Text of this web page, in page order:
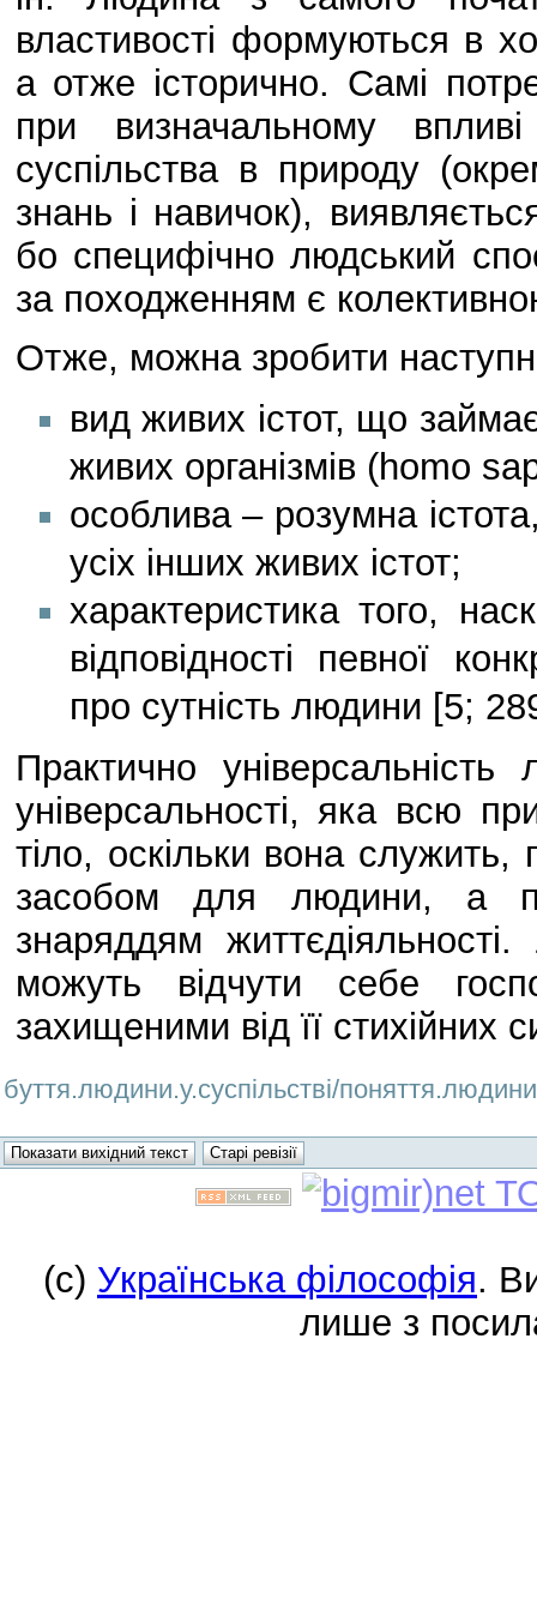
властивості формуються в
а отже історично. Самі
при визначальному
суспільства в природу
знань і навичок),
бо специфічно людський
за походженням є
Отже, можна зробити
вид живих істот, що
живих організмів (homo
особлива – розумна
усіх інших живих істот;
характеристика того,
відповідності певної
про сутність людини [5;
Практично
універсальності, яка всю
тіло, оскільки вона
засобом для людини, а
знаряддям
можуть відчути себе
захищеними від її стихійних
буття.людини.у.суспільстві/
(c) Українська філософія.
лише з